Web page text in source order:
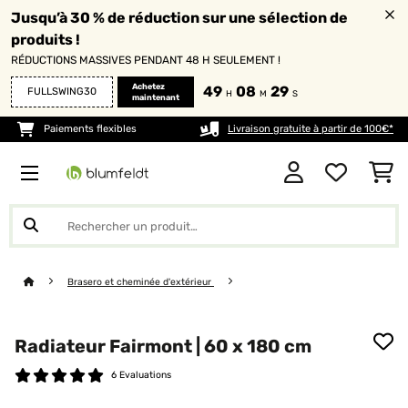
Jusqu’à 30 % de réduction sur une sélection de
produits !
RÉDUCTIONS MASSIVES PENDANT 48 H SEULEMENT !
FULLSWING30
Achetez
maintenant
49 H 08 M 28 S
Paiements flexibles Livraison gratuite à partir de 100€*
Brasero et cheminée d'extérieur
Radiateur Fairmont | 60 x 180 cm
6 Evaluations